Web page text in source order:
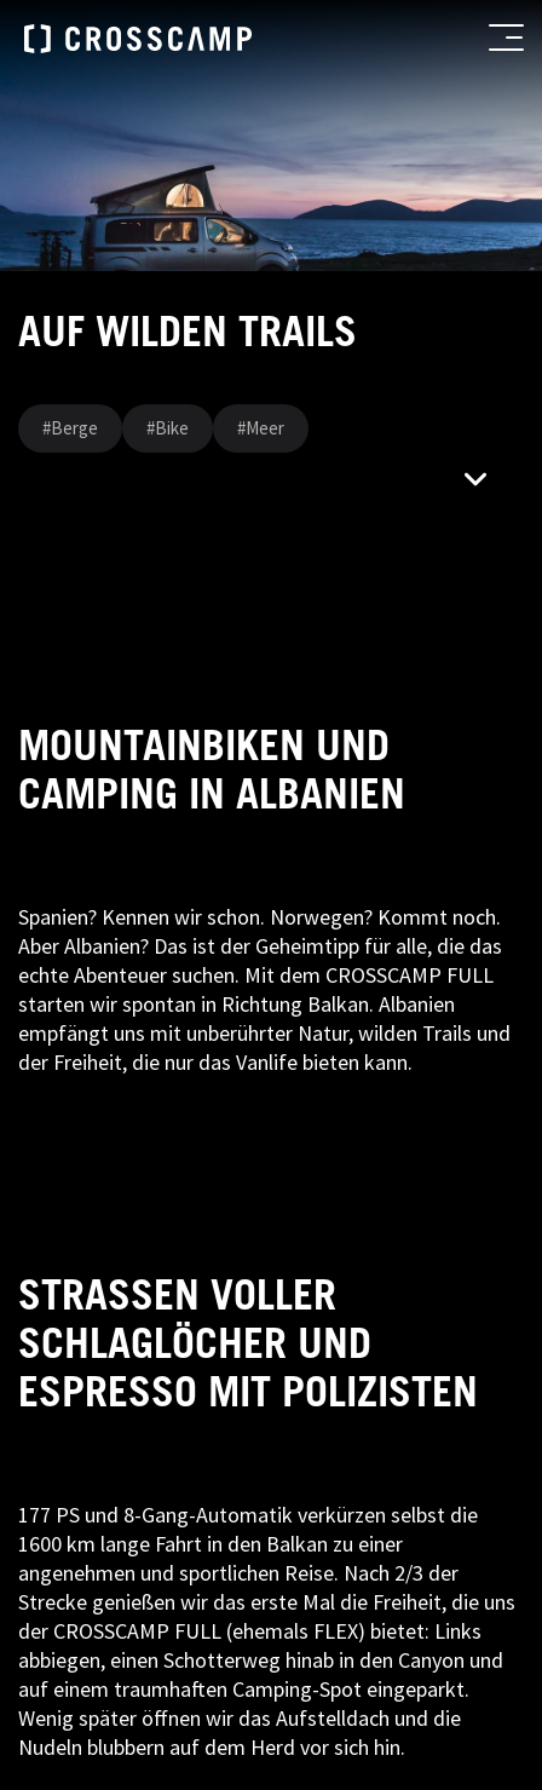
AUF WILDEN TRAILS
#Berge #Bike #Meer
MOUNTAINBIKEN UND
CAMPING IN ALBANIEN
Spanien? Kennen wir schon. Norwegen? Kommt noch.
Aber Albanien? Das ist der Geheimtipp für alle, die das
echte Abenteuer suchen. Mit dem CROSSCAMP FULL
starten wir spontan in Richtung Balkan. Albanien
empfängt uns mit unberührter Natur, wilden Trails und
der Freiheit, die nur das Vanlife bieten kann.
STRASSEN VOLLER S
CHLAGLÖCHER UND E
SPRESSO MIT POLIZISTEN
177 PS und 8-Gang-Automatik verkürzen selbst die
1600 km lange Fahrt in den Balkan zu einer
angenehmen und sportlichen Reise. Nach 2/3 der
Strecke genießen wir das erste Mal die Freiheit, die uns
der CROSSCAMP FULL (ehemals FLEX) bietet: Links
abbiegen, einen Schotterweg hinab in den Canyon und
auf einem traumhaften Camping-Spot eingeparkt.
Wenig später öffnen wir das Aufstelldach und die
Nudeln blubbern auf dem Herd vor sich hin.